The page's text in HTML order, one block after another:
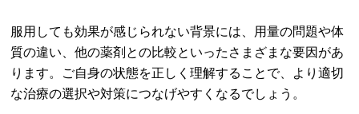
服用しても効果が感じられない背景には、用量の問題や体
質の違い、他の薬剤との比較といったさまざまな要因があ
ります。ご自身の状態を正しく理解することで、より適切
な治療の選択や対策につなげやすくなるでしょう。